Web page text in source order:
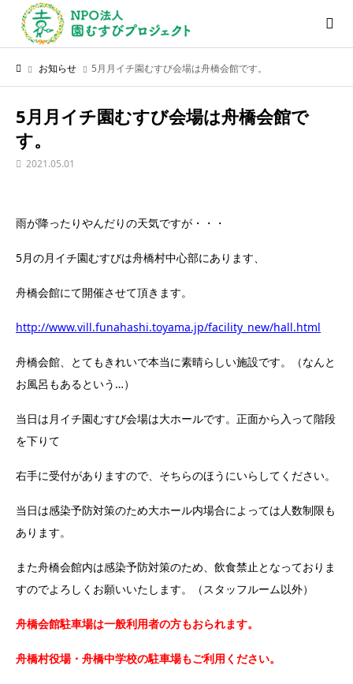
お知らせ 5月月イチ園むすび会場は舟橋会館です。
5月月イチ園むすび会場は舟橋会館で
す。
2021.05.01
雨が降ったりやんだりの天気ですが・・・
5月の月イチ園むすびは舟橋村中心部にあります、
舟橋会館にて開催させて頂きます。
http://www.vill.funahashi.toyama.jp/facility_new/hall.html
舟橋会館、とてもきれいで本当に素晴らしい施設です。（なんと
お風呂もあるという…）
当日は月イチ園むすび会場は大ホールです。正面から入って階段
を下りて
右手に受付がありますので、そちらのほうにいらしてください。
当日は感染予防対策のため大ホール内場合によっては人数制限も
あります。
また舟橋会館内は感染予防対策のため、飲食禁止となっておりま
すのでよろしくお願いいたします。（スタッフルーム以外）
舟橋会館駐車場は一般利用者の方もおられます。
舟橋村役場・舟橋中学校の駐車場もご利用ください。